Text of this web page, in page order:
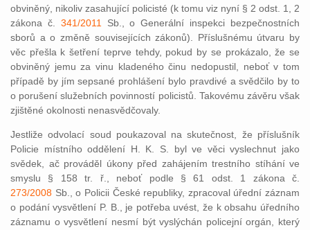
obviněný, nikoliv zasahující policisté (k tomu viz nyní § 2 odst. 1, 2
zákona č. 341/2011
Sb., o Generální inspekci bezpečnostních
sborů a o změně souvisejících zákonů). Příslušnému útvaru by
věc přešla k šetření teprve tehdy, pokud by se prokázalo, že se
obviněný jemu za vinu kladeného činu nedopustil, neboť v tom
případě by jím sepsané prohlášení bylo pravdivé a svědčilo by to
o porušení služebních povinností policistů. Takovému závěru však
zjištěné okolnosti nenasvědčovaly.
Jestliže odvolací soud poukazoval na skutečnost, že příslušník
Policie místního oddělení H. K. S. byl ve věci vyslechnut jako
svědek, ač prováděl úkony před zahájením trestního stíhání ve
smyslu § 158 tr. ř., neboť podle § 61 odst. 1 zákona č.
273/2008 Sb., o Policii České republiky, zpracoval úřední záznam
o podání vysvětlení P. B., je potřeba uvést, že k obsahu úředního
záznamu o vysvětlení nesmí být vyslýchán policejní orgán, který